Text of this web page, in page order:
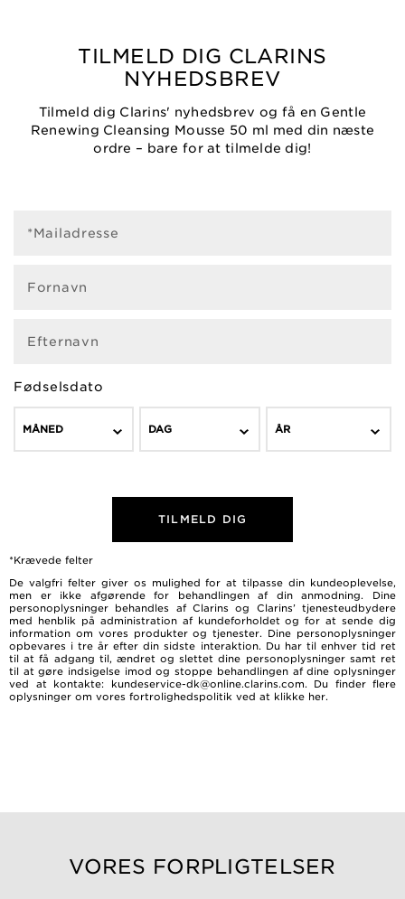
Solaire
Sun Care Cream
UVA/UVB 30
150 ml
Sun
UVA/
SUITED TO YOUR SKIN
SKIN
Sun Balm
Shampooing
Douche
Après Soleil
SHOP NOW
TILMELD DIG CLARINS
NYHEDSBREV
Tilmeld dig Clarins' nyhedsbrev og få en Gentle
Renewing Cleansing Mousse 50 ml med din næste
ordre – bare for at tilmelde dig!
*Mailadresse
Fornavn
Efternavn
Fødselsdato
MÅNED DAG ÅR
TILMELD DIG
*Krævede felter
De valgfri felter giver os mulighed for at tilpasse din kundeoplevelse,
men er ikke afgørende for behandlingen af ​​din anmodning. Dine
personoplysninger behandles af Clarins og Clarins’ tjenesteudbydere
med henblik på administration af kundeforholdet og for at sende dig
information om vores produkter og tjenester. Dine personoplysninger
opbevares i tre år efter din sidste interaktion. Du har til enhver tid ret
til at få adgang til, ændret og slettet dine personoplysninger samt ret
til at gøre indsigelse imod og stoppe behandlingen af dine oplysninger
ved at kontakte: kundeservice-dk@online.clarins.com. Du finder flere
oplysninger om vores fortrolighedspolitik ved at klikke her.
VORES FORPLIGTELSER